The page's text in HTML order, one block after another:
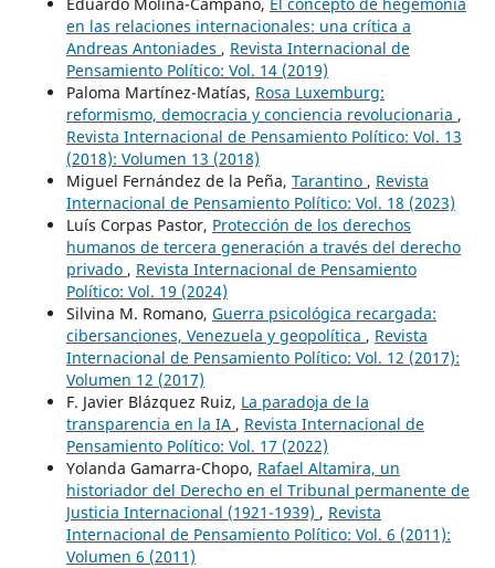
en las relaciones internacionales: una crítica a
Andreas Antoniades , Revista Internacional de
Pensamiento Político: Vol. 14 (2019)
Paloma Martínez-Matías, Rosa Luxemburg:
reformismo, democracia y conciencia revolucionaria ,
Revista Internacional de Pensamiento Político: Vol. 13
(2018): Volumen 13 (2018)
Miguel Fernández de la Peña, Tarantino , Revista
Internacional de Pensamiento Político: Vol. 18 (2023)
Luís Corpas Pastor, Protección de los derechos
humanos de tercera generación a través del derecho
privado , Revista Internacional de Pensamiento
Político: Vol. 19 (2024)
Silvina M. Romano, Guerra psicológica recargada:
cibersanciones, Venezuela y geopolítica , Revista
Internacional de Pensamiento Político: Vol. 12 (2017):
Volumen 12 (2017)
F. Javier Blázquez Ruiz, La paradoja de la
transparencia en la IA , Revista Internacional de
Pensamiento Político: Vol. 17 (2022)
Yolanda Gamarra-Chopo, Rafael Altamira, un
historiador del Derecho en el Tribunal permanente de
Justicia Internacional (1921-1939) , Revista
Internacional de Pensamiento Político: Vol. 6 (2011):
Volumen 6 (2011)